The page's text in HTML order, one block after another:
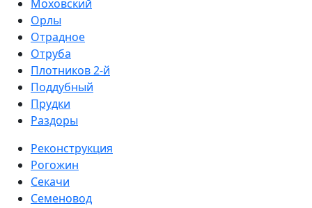
Моховский
Орлы
Отрадное
Отруба
Плотников 2-й
Поддубный
Прудки
Раздоры
Реконструкция
Рогожин
Секачи
Семеновод